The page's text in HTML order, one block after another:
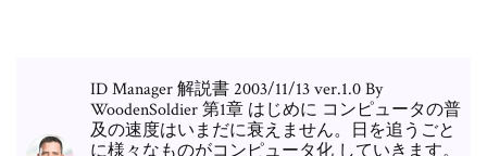
ID Manager 解説書 2003/11/13 ver.1.0 By
WoodenSoldier 第1章 はじめに コンピュータの普
及の速度はいまだに衰えません。日を追うごと
に様々なものがコンピュータ化 していきます。